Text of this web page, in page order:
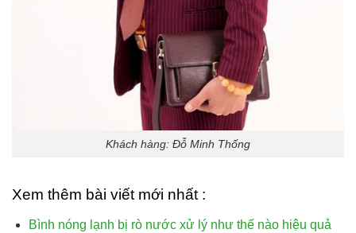
Khách hàng: Đỗ Minh Thống
Xem thêm bài viết mới nhất :
Bình nóng lạnh bị rò nước xử lý như thế nào hiệu quả